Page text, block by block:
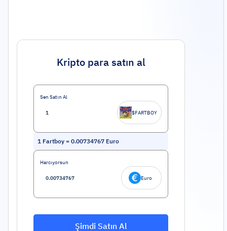
Kripto para satın al
Sen Satın Al
$FARTBOY
1 Fartboy = 0.00734767 Euro
Harcıyorsun
Euro
Şimdi Satın Al